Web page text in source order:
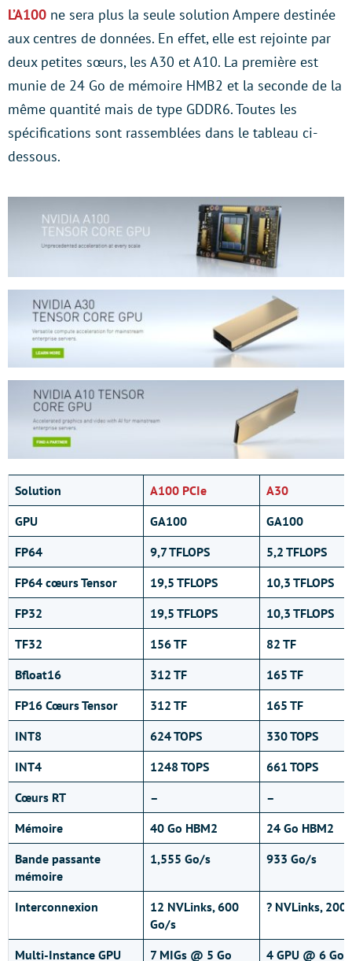
L’A100 ne sera plus la seule solution Ampere destinée
aux centres de données. En effet, elle est rejointe par
deux petites sœurs, les A30 et A10. La première est
munie de 24 Go de mémoire HMB2 et la seconde de la
même quantité mais de type GDDR6. Toutes les
spécifications sont rassemblées dans le tableau ci-
dessous.
Solution A100 PCIe
A30
GPU
GA100
GA100
FP64
9,7 TFLOPS
5,2 TFLOPS
FP64 cœurs Tensor
19,5 TFLOPS
10,3 TFLOPS
FP32
19,5 TFLOPS
10,3 TFLOPS
TF32
156 TF
82 TF
Bfloat16
312 TF
165 TF
FP16 Cœurs Tensor
312 TF
165 TF
INT8
624 TOPS
330 TOPS
INT4
1248 TOPS
661 TOPS
Cœurs RT
–
–
Mémoire
40 Go HBM2
24 Go HBM2
Bande passante
mémoire
1,555 Go/s 933 Go/s
Interconnexion
12 NVLinks, 600
Go/s
? NVLinks, 200
Multi-Instance GPU 7 MIGs @ 5 Go 4 GPU @ 6 Go